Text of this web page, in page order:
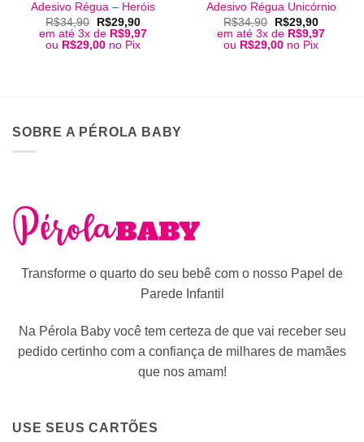
Adesivo Régua – Heróis
R$34,90
O
preço
original
era:
R$29,90O
preço
atual
é:
em até 3x de R$9,97
ou R$29,00 no Pix
Adesivo Régua Unicórnio
R$34,90
O
preço
original
era:
R$29,90O
preço
atual
é:
em até 3x de R$9,97
ou R$29,00 no Pix
SOBRE A PÉROLA BABY
Transforme o quarto do seu bebê com o nosso Papel de
Parede Infantil
Na Pérola Baby você tem certeza de que vai receber seu
pedido certinho com a confiança de milhares de mamães
que nos amam!
USE SEUS CARTÕES